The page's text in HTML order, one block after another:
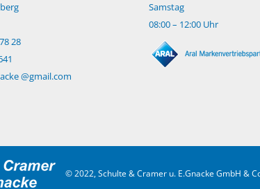
28
@gmail.com
Samstag
08:00 – 12:00 Uhr
© 2022, Schulte & Cramer u. E.Gnacke GmbH &